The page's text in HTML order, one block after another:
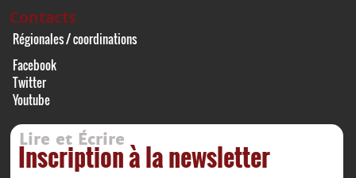
Contacts
Régionales / coordinations
Facebook
Twitter
Youtube
Lire et Écrire
Inscription à la newsletter